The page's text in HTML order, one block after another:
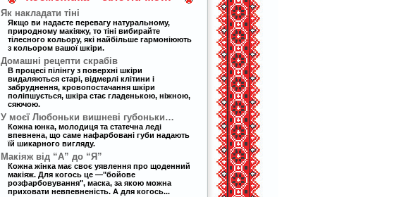
Як накладати тіні
Якщо ви надаєте перевагу натуральному,
природному макіяжу, то тіні вибирайте
тілесного кольору, які найбільше гармоніюють
з кольором вашої шкіри.
Домашні рецепти скрабів
В процесі пілінгу з поверхні шкіри
видаляються старі, відмерлі клітини і
забруднення, кровопостачання шкіри
поліпшується, шкіра стає гладенькою, ніжною,
сяючою.
У моєї Любоньки вишневі губоньки…
Кожна юнка, молодиця та статечна леді
впевнена, що саме нафарбовані губи надають
їй шикарного вигляду.
Макіяж від “А” до “Я”
Кожна жінка має своє уявлення про щоденний
макіяж. Для когось це —"бойове
розфарбовування", маска, за якою можна
приховати невпевненість. А для когось...